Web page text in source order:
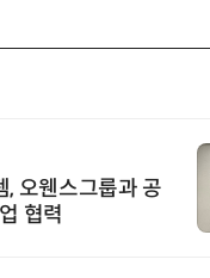
, 오웬스그룹과 공
협력